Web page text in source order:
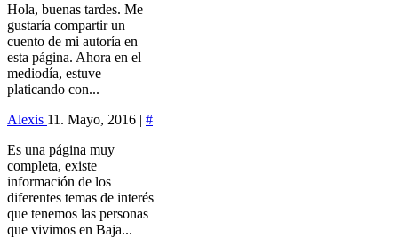
Hola, buenas tardes. Me
gustaría compartir un
cuento de mi autoría en
esta página. Ahora en el
mediodía, estuve
platicando con...
Alexis 11. Mayo, 2016 | #
Es una página muy
completa, existe
información de los
diferentes temas de interés
que tenemos las personas
que vivimos en Baja...